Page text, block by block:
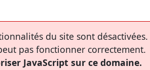
du site sont désactivées.
pas fonctionner correctement.
JavaScript sur ce domaine.